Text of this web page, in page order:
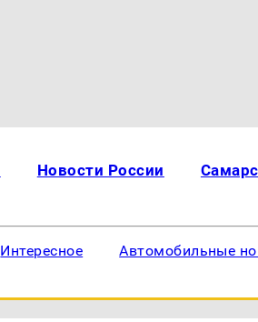
Новости России
Интересное Автомобильные